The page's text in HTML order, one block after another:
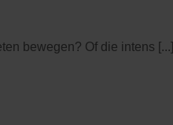
bewegen? Of die intens [...]